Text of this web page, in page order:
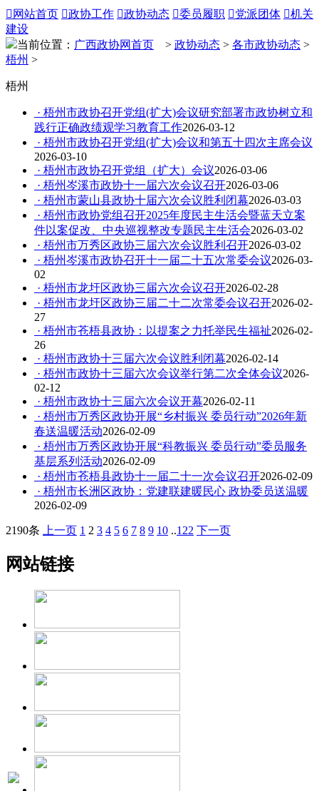
 网站首页 政协工作 政协动态 委员履职 党派团体 机关
建设
当前位置： 广西政协网首页 > 政协动态 > 各市政协动态 >
梧州 >
梧州
· 梧州市政协召开党组(扩大)会议研究部署市政协树立和
践行正确政绩观学习教育工作2026-03-12
· 梧州市政协召开党组(扩大)会议和第五十四次主席会议
2026-03-10
· 梧州市政协召开党组（扩大）会议2026-03-06
· 梧州岑溪市政协十一届六次会议召开2026-03-06
· 梧州市蒙山县政协十届六次会议胜利闭幕2026-03-03
· 梧州市政协党组召开2025年度民主生活会暨蓝天立案
件以案促改、中央巡视整改专题民主生活会2026-03-02
· 梧州市万秀区政协三届六次会议胜利召开2026-03-02
· 梧州岑溪市政协召开十一届二十五次常委会议2026-03-
02
· 梧州市龙圩区政协三届六次会议召开2026-02-28
· 梧州市龙圩区政协三届二十二次常委会议召开2026-02-
27
· 梧州市苍梧县政协：以提案之力托举民生福祉2026-02-
26
· 梧州市政协十三届六次会议胜利闭幕2026-02-14
· 梧州市政协十三届六次会议举行第二次全体会议2026-
02-12
· 梧州市政协十三届六次会议开幕2026-02-11
· 梧州市万秀区政协开展“乡村振兴 委员行动”2026年新
春送温暖活动2026-02-09
· 梧州市万秀区政协开展“科教振兴 委员行动”委员服务
基层系列活动2026-02-09
· 梧州市苍梧县政协十一届二十一次会议召开2026-02-09
· 梧州市长洲区政协：党建联建暖民心 政协委员送温暖
2026-02-09
2190条 上一页 1 2 3 4 5 6 7 8 9 10 ..122 下一页
网站链接